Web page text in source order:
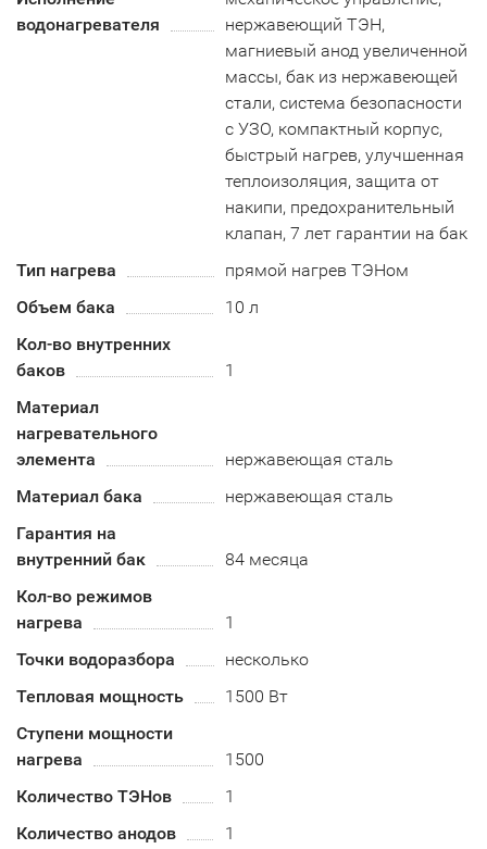
водонагревателя
нержавеющий ТЭН,
магниевый анод увеличенной
массы, бак из нержавеющей
стали, система безопасности
c УЗО, компактный корпус,
быстрый нагрев, улучшенная
теплоизоляция, защита от
накипи, предохранительный
клапан, 7 лет гарантии на бак
Тип нагрева
прямой нагрев ТЭНом
Объем бака
10 л
Кол-во внутренних
баков
1
Материал
нагревательного
элемента
нержавеющая сталь
Материал бака
нержавеющая сталь
Гарантия на
внутренний бак
84 месяца
Кол-во режимов
нагрева
1
Точки водоразбора
несколько
Тепловая мощность
1500 Вт
Ступени мощности
нагрева
1500
Количество ТЭНов
1
Количество анодов
1